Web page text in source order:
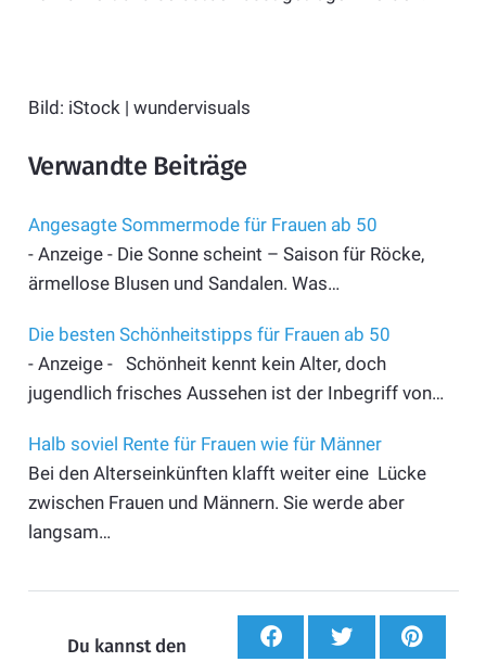
Bild: iStock | wundervisuals
Verwandte Beiträge
Angesagte Sommermode für Frauen ab 50
- Anzeige - Die Sonne scheint – Saison für Röcke,
ärmellose Blusen und Sandalen. Was…
Die besten Schönheitstipps für Frauen ab 50
- Anzeige - Schönheit kennt kein Alter, doch
jugendlich frisches Aussehen ist der Inbegriff von…
Halb soviel Rente für Frauen wie für Männer
Bei den Alterseinkünften klafft weiter eine Lücke
zwischen Frauen und Männern. Sie werde aber
langsam…
Du kannst den